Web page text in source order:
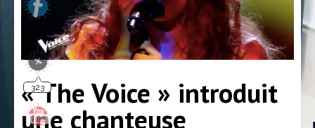
« The Voice » introduit
une chanteuse
323